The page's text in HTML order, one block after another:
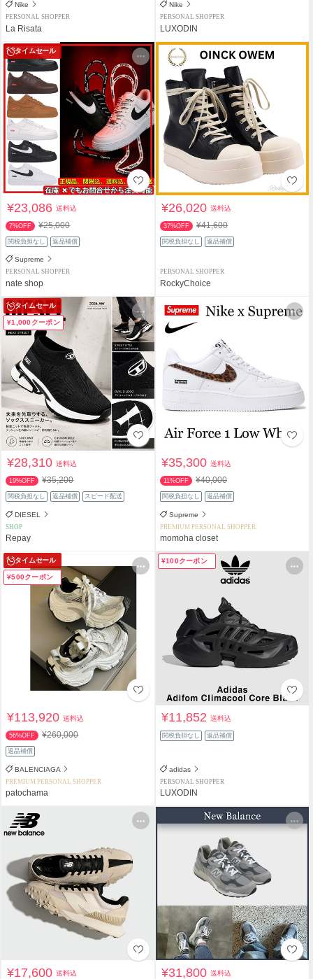
Nike
PERSONAL SHOPPER
La Risata
Nike
PERSONAL SHOPPER
LUXODIN
タイムセール
¥23,086送料込
7%OFF ¥25,000
関税負担なし 返品補償
Supreme
PERSONAL SHOPPER
nate shop
¥26,020送料込
37%OFF ¥41,600
関税負担なし 返品補償
PERSONAL SHOPPER
RockyChoice
タイムセール
¥1,000クーポン
¥28,310送料込
19%OFF ¥35,200
関税負担なし 返品補償 スピード配送
DIESEL
SHOP
Repay
¥35,300送料込
11%OFF ¥40,000
関税負担なし 返品補償
Supreme
PREMIUM PERSONAL SHOPPER
momoha closet
タイムセール
¥500クーポン
¥113,920送料込
56%OFF ¥260,000
返品補償
BALENCIAGA
PREMIUM PERSONAL SHOPPER
patochama
¥100クーポン
¥11,852送料込
関税負担なし 返品補償
adidas
PERSONAL SHOPPER
LUXODIN
¥17,600送料込 ¥31,800送料込